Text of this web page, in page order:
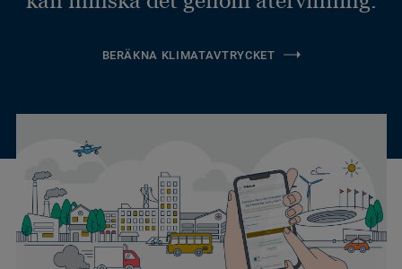
BERÄKNA KLIMATAVTRYCKET